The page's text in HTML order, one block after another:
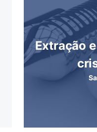
Extração